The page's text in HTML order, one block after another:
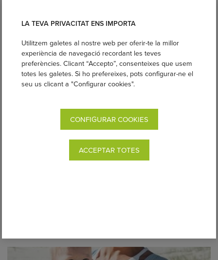
Des de 57,00€
LA TEVA PRIVACITAT ENS IMPORTA
Utilitzem galetes al nostre web per oferir-te la millor
experiència de navegació recordant les teves
preferències. Clicant “Accepto”, consenteixes que usem
totes les galetes. Si ho prefereixes, pots configurar-ne el
seu us clicant a "Configurar cookies".
CONFIGURAR COOKIES
ACCEPTAR TOTES